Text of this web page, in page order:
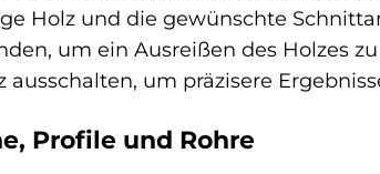
Holz und die gewünschte
um ein Ausreißen des Holzes
um präzisere
Profile und Rohre